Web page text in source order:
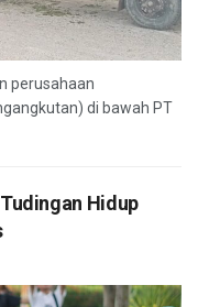
perusahaan
di bawah PT
Hidup